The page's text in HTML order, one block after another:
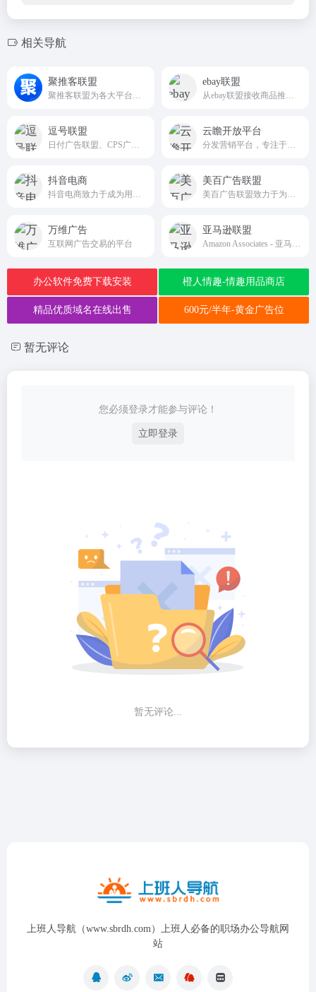
相关导航
聚推客联盟 ebay联盟
逗号联盟 云瞻开放平台
抖音电商 美百广告联盟
万维广告
互联网广告交易的平台
亚马逊联盟
办公软件免费下载安装 橙人情趣-情趣用品商店
精品优质域名在线出售 600元/半年-黄金广告位
暂无评论
您必须登录才能参与评论！
立即登录
暂无评论...
上班人导航（www.sbrdh.com）上班人必备的职场办公导航网
站